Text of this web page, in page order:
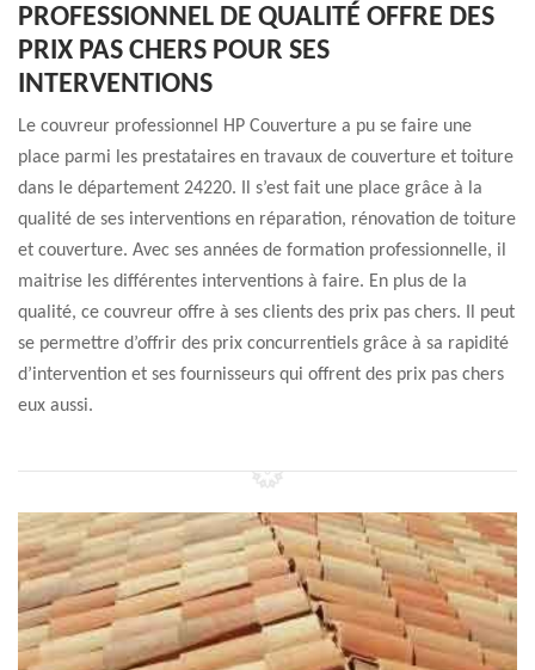
PROFESSIONNEL DE QUALITÉ OFFRE DES
PRIX PAS CHERS POUR SES
INTERVENTIONS
Le couvreur professionnel HP Couverture a pu se faire une
place parmi les prestataires en travaux de couverture et toiture
dans le département 24220. Il s’est fait une place grâce à la
qualité de ses interventions en réparation, rénovation de toiture
et couverture. Avec ses années de formation professionnelle, il
maitrise les différentes interventions à faire. En plus de la
qualité, ce couvreur offre à ses clients des prix pas chers. Il peut
se permettre d’offrir des prix concurrentiels grâce à sa rapidité
d’intervention et ses fournisseurs qui offrent des prix pas chers
eux aussi.